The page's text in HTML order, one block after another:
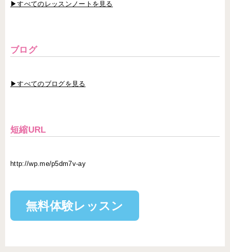
▶すべてのレッスンノートを見る
ブログ
▶すべてのブログを見る
短縮URL
http://wp.me/p5dm7v-ay
無料体験レッスン